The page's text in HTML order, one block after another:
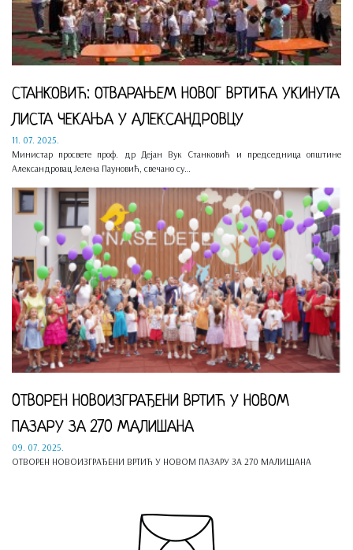
СТАНКОВИЋ: ОТВАРАЊЕМ НОВОГ ВРТИЋА УКИНУТА
ЛИСТА ЧЕКАЊА У АЛЕКСАНДРОВЦУ
11. 07. 2025.
Министар просвете проф. др Дејан Вук Станковић и председница општине
Александровац Јелена Пауновић, свечано су…
OТВОРЕН НОВОИЗГРАЂЕНИ ВРТИЋ У НОВОМ
ПАЗАРУ ЗА 270 МАЛИШАНА
09. 07. 2025.
OТВОРЕН НОВОИЗГРАЂЕНИ ВРТИЋ У НОВОМ ПАЗАРУ ЗА 270 МАЛИШАНА